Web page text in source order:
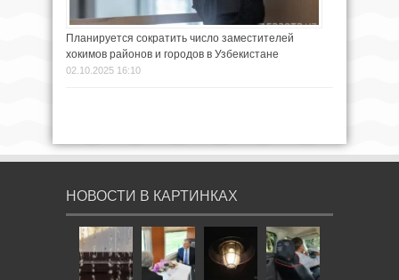
Планируется сократить число заместителей
хокимов районов и городов в Узбекистане
02.10.2025 16:10
НОВОСТИ В КАРТИНКАХ